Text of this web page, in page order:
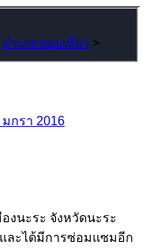
อำเภอชอบเที่ยว >
มกรา 2016
งนะระ จังหวัดนะระ
ละได้มีการซ่อมแซมอีก